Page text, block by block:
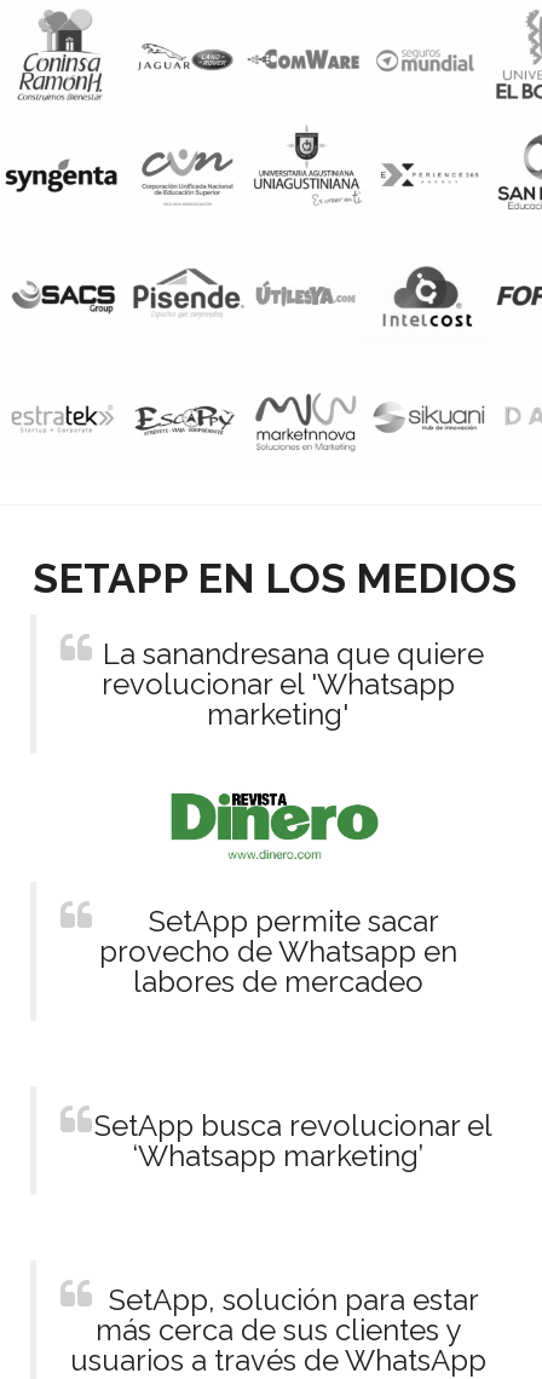
SETAPP EN LOS MEDIOS
La sanandresana que quiere
revolucionar el 'Whatsapp
marketing'
SetApp permite sacar
provecho de Whatsapp en
labores de mercadeo
SetApp busca revolucionar el
‘Whatsapp marketing’
SetApp, solución para estar
más cerca de sus clientes y
usuarios a través de WhatsApp